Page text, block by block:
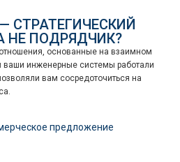
СТРАТЕГИЧЕСКИЙ
НЕ ПОДРЯДЧИК?
основанные на взаимном
ваши инженерные системы работали
вам сосредоточиться на
предложение